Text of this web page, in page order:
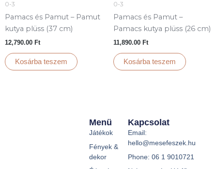
0-3
Pamacs és Pamut – Pamut
kutya plüss (37 cm)
12,790.00 Ft
Kosárba teszem
0-3
Pamacs és Pamut –
Pamacs kutya plüss (26 cm)
11,890.00 Ft
Kosárba teszem
Menü
Játékok
Fények &
dekor
Kapcsolat
Email:
hello@mesefeszek.hu
Phone: 06 1 9010721